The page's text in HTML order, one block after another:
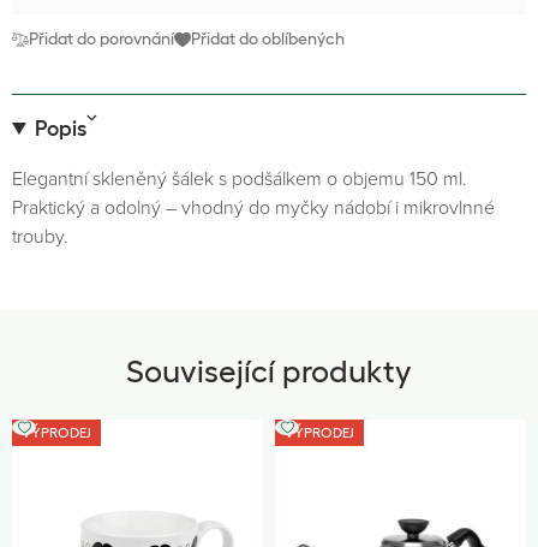
Přidat do porovnání Přidat do oblíbených
Popis
Elegantní skleněný šálek s podšálkem o objemu 150 ml.
Praktický a odolný – vhodný do myčky nádobí i mikrovlnné
trouby.
Související produkty
VÝPRODEJ VÝPRODEJ